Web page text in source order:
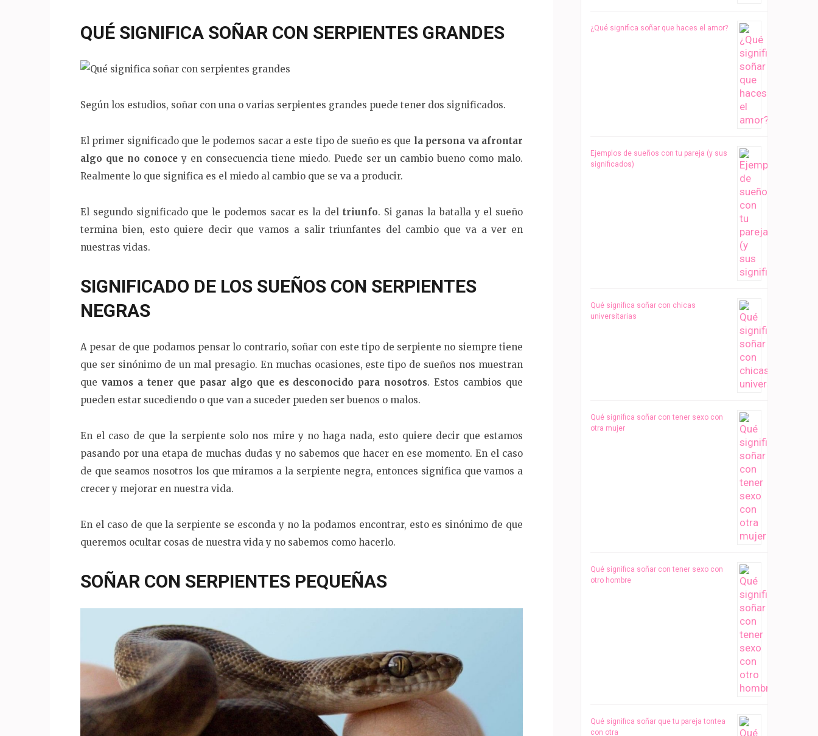
QUÉ SIGNIFICA SOÑAR CON SERPIENTES GRANDES
Según los estudios, soñar con una o varias serpientes grandes puede tener dos significados.
El primer significado que le podemos sacar a este tipo de sueño es que la persona va afrontar
algo que no conoce y en consecuencia tiene miedo. Puede ser un cambio bueno como malo.
Realmente lo que significa es el miedo al cambio que se va a producir.
El segundo significado que le podemos sacar es la del triunfo. Si ganas la batalla y el sueño
termina bien, esto quiere decir que vamos a salir triunfantes del cambio que va a ver en
nuestras vidas.
SIGNIFICADO DE LOS SUEÑOS CON SERPIENTES
NEGRAS
A pesar de que podamos pensar lo contrario, soñar con este tipo de serpiente no siempre tiene
que ser sinónimo de un mal presagio. En muchas ocasiones, este tipo de sueños nos muestran
que vamos a tener que pasar algo que es desconocido para nosotros. Estos cambios que
pueden estar sucediendo o que van a suceder pueden ser buenos o malos.
En el caso de que la serpiente solo nos mire y no haga nada, esto quiere decir que estamos
pasando por una etapa de muchas dudas y no sabemos que hacer en ese momento. En el caso
de que seamos nosotros los que miramos a la serpiente negra, entonces significa que vamos a
crecer y mejorar en nuestra vida.
En el caso de que la serpiente se esconda y no la podamos encontrar, esto es sinónimo de que
queremos ocultar cosas de nuestra vida y no sabemos como hacerlo.
SOÑAR CON SERPIENTES PEQUEÑAS
¿Qué significa soñar que haces el amor?
Ejemplos de sueños con tu pareja (y sus
significados)
Qué significa soñar con chicas
universitarias
Qué significa soñar con tener sexo con
otra mujer
Qué significa soñar con tener sexo con
otro hombre
Qué significa soñar que tu pareja tontea
con otra